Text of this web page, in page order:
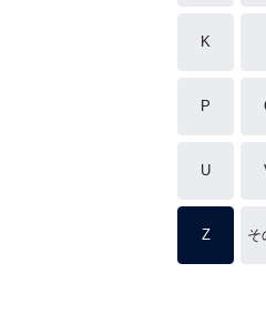
K
P
U
Z そ